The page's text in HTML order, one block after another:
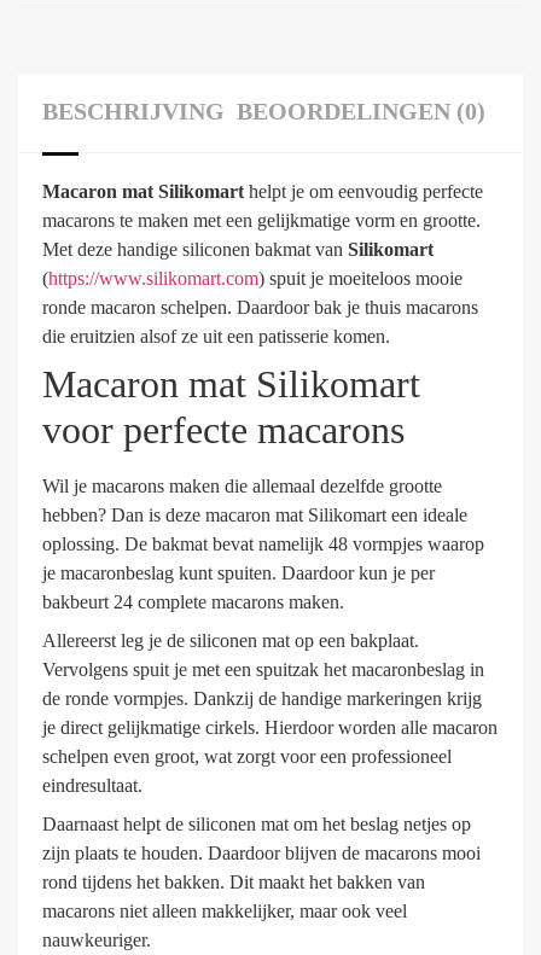
BESCHRIJVING BEOORDELINGEN (0)
Macaron mat Silikomart helpt je om eenvoudig perfecte
macarons te maken met een gelijkmatige vorm en grootte.
Met deze handige siliconen bakmat van Silikomart
(https://www.silikomart.com) spuit je moeiteloos mooie
ronde macaron schelpen. Daardoor bak je thuis macarons
die eruitzien alsof ze uit een patisserie komen.
Macaron mat Silikomart
voor perfecte macarons
Wil je macarons maken die allemaal dezelfde grootte
hebben? Dan is deze macaron mat Silikomart een ideale
oplossing. De bakmat bevat namelijk 48 vormpjes waarop
je macaronbeslag kunt spuiten. Daardoor kun je per
bakbeurt 24 complete macarons maken.
Allereerst leg je de siliconen mat op een bakplaat.
Vervolgens spuit je met een spuitzak het macaronbeslag in
de ronde vormpjes. Dankzij de handige markeringen krijg
je direct gelijkmatige cirkels. Hierdoor worden alle macaron
schelpen even groot, wat zorgt voor een professioneel
eindresultaat.
Daarnaast helpt de siliconen mat om het beslag netjes op
zijn plaats te houden. Daardoor blijven de macarons mooi
rond tijdens het bakken. Dit maakt het bakken van
macarons niet alleen makkelijker, maar ook veel
nauwkeuriger.